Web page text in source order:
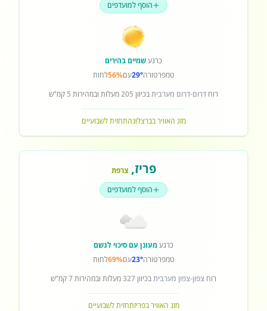
הוסף למועדפים
כרגעשמיים בהירים
טמפרטורה29°עם56%לחות
רוח דרום-דרום מערביתבכיוון 205מעלות ובמהירות 5 קמ"ש
מזג האוויר בברצלונהתחזית לשבועיים
פריז,צרפת
הוסף למועדפים
כרגעמעונן עם סיכוי לגשם
טמפרטורה23°עם69%לחות
רוח צפון-צפון מערביתבכיוון327מעלות ובמהירות7קמ"ש
מזג האוויר בפריזתחזית לשבועיים